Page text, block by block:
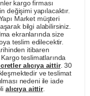
kargo firması
değişimi yapılacaktır.
Market müşteri
bilgi alabilirsiniz.
ekranlarında size
teslim edilecektir.
itibaren
teslimatlarında
alıcıya aittir. 30
ve teslimat
nedeni ile iade
alıcıya aittir.